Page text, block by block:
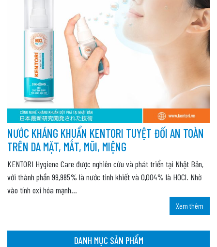
NƯỚC KHÁNG KHUẨN KENTORI TUYỆT ĐỐI AN TOÀN
TRÊN DA MẶT, MẮT, MŨI, MIỆNG
KENTORI Hygiene Care được nghiên cứu và phát triển tại Nhật Bản,
với thành phần 99,985% là nước tinh khiết và 0,004% là HOCl. Nhờ
vào tính oxi hóa mạnh...
Xem thêm
DANH MỤC SẢN PHẨM